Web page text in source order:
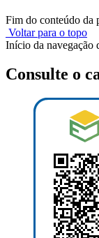
Fim do conteúdo da
Voltar para o topo
Início da navegação
Consulte o